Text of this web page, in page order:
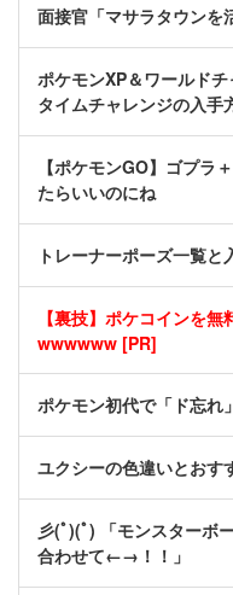
面接官「マサラタウンを
ポケモンXP＆ワールド
タイムチャレンジの入手
【ポケモンGO】ゴプラ
たらいいのにね
トレーナーポーズ一覧と
【裏技】ポケコインを
wwwwww [PR]
ポケモン初代で「ド忘れ
ユクシーの色違いとおす
彡(ﾟ)(ﾟ) 「モンスターボ
合わせて←→！！」